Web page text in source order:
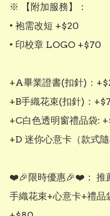
※ 【附加服務】：
• 袍需改短 +$20
• 印校章 LOGO +$70
+A畢業證書(扣針)：
+B手織花束(扣針)：
+C白色透明窗禮品袋:
+D 迷你心意卡（款式
❤️🎉限時優惠🎉❤️： 推
手織花束+心意卡+禮品